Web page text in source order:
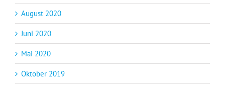
August 2020
Juni 2020
Mai 2020
Oktober 2019